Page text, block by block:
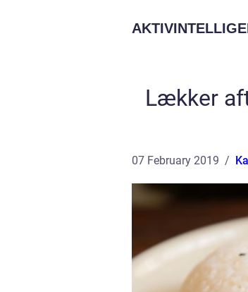
Lækker
07 February 2019